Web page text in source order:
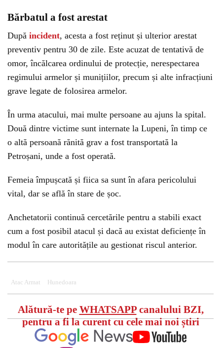
Bărbatul a fost arestat
După incident, acesta a fost reținut și ulterior arestat
preventiv pentru 30 de zile. Este acuzat de tentativă de
omor, încălcarea ordinului de protecție, nerespectarea
regimului armelor și munițiilor, precum și alte infracțiuni
grave legate de folosirea armelor.
În urma atacului, mai multe persoane au ajuns la spital.
Două dintre victime sunt internate la Lupeni, în timp ce
o altă persoană rănită grav a fost transportată la
Petroșani, unde a fost operată.
Femeia împușcată și fiica sa sunt în afara pericolului
vital, dar se află în stare de șoc.
Anchetatorii continuă cercetările pentru a stabili exact
cum a fost posibil atacul și dacă au existat deficiențe în
modul în care autoritățile au gestionat riscul anterior.
Atac Armat Hunedoara
Alătură-te pe WHATSAPPcanalului BZI,
pentru a fi la curent cu cele mai noi știri